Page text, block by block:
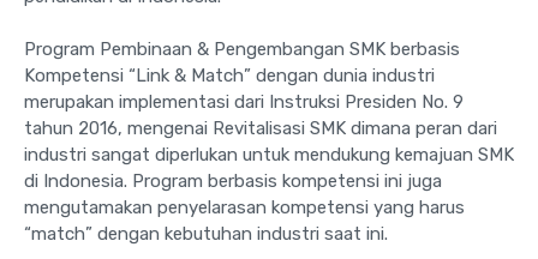
Program Pembinaan & Pengembangan SMK berbasis
Kompetensi “Link & Match” dengan dunia industri
merupakan implementasi dari Instruksi Presiden No. 9
tahun 2016, mengenai Revitalisasi SMK dimana peran dari
industri sangat diperlukan untuk mendukung kemajuan SMK
di Indonesia. Program berbasis kompetensi ini juga
mengutamakan penyelarasan kompetensi yang harus
“match” dengan kebutuhan industri saat ini.